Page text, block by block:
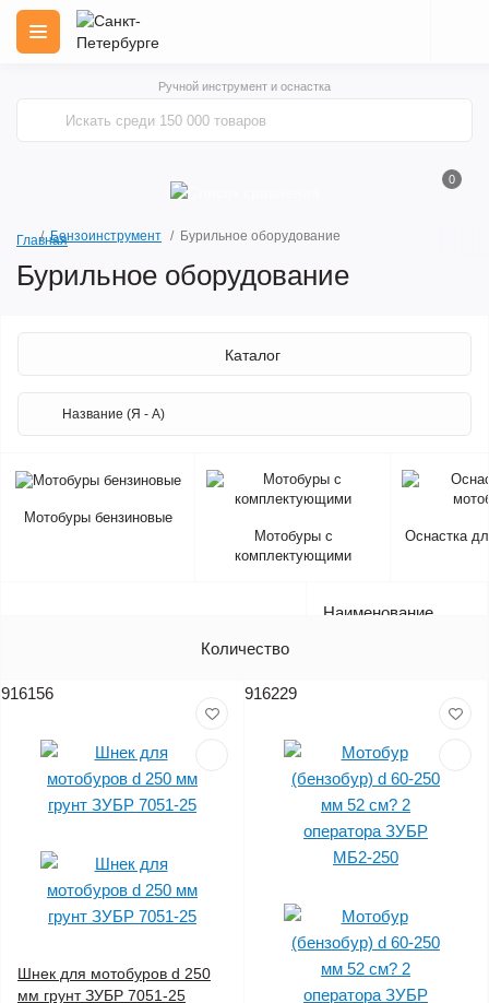
Ручной инструмент и оснастка
0
ГлавнаяБензоинструмент Бурильное оборудование
Бурильное оборудование
Каталог
Мотобуры бензиновые
Мотобуры с
комплектующими
Оснастка
Наименование
Количество
916156
Шнек для мотобуров d 250
мм грунт ЗУБР 7051-25
916229